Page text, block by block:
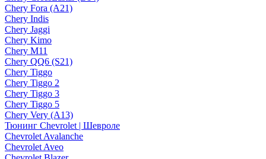
Chery Fora (A21)
Chery Indis
Chery Jaggi
Chery Kimo
Chery M11
Chery QQ6 (S21)
Chery Tiggo
Chery Tiggo 2
Chery Tiggo 3
Chery Tiggo 5
Chery Very (A13)
Тюнинг Chevrolet | Шевроле
Chevrolet Avalanche
Chevrolet Aveo